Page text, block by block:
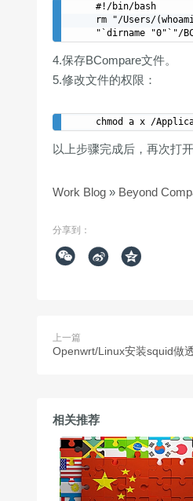
#!/bin/bash
rm "/Users/
4.保存BCompare文件。
5.修改文件的权限：
以上步骤完成后，再次打
Work Blog » Beyond
分享到：
  
上一篇
Openwrt/Linux安装squid做
相关推荐